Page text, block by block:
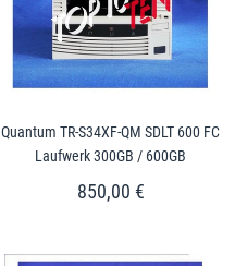
Quantum TR-S34XF-QM SDLT 600 FC
Laufwerk 300GB / 600GB
850,00 €